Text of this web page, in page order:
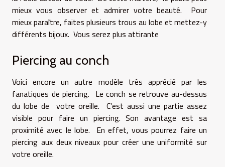
mieux vous observer et admirer votre beauté. Pour
mieux paraître, faites plusieurs trous au lobe et mettez-y
différents bijoux. Vous serez plus attirante
Piercing au conch
Voici encore un autre modèle très apprécié par les
fanatiques de piercing. Le conch se retrouve au-dessus
du lobe de votre oreille. C’est aussi une partie assez
visible pour faire un piercing. Son avantage est sa
proximité avec le lobe. En effet, vous pourrez faire un
piercing aux deux niveaux pour créer une uniformité sur
votre oreille.